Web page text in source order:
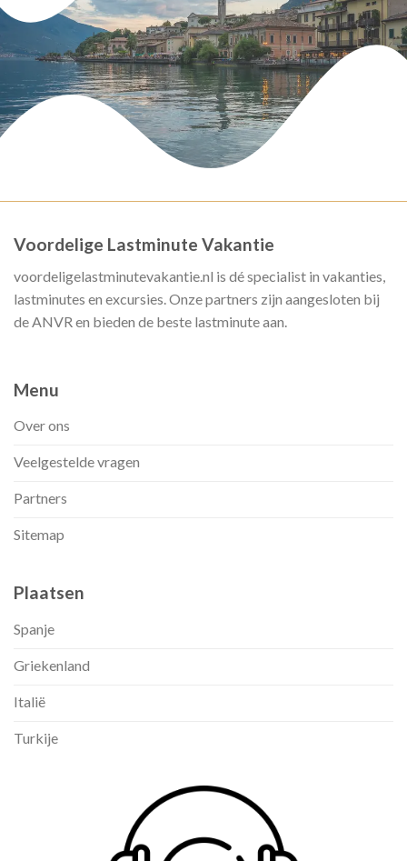
Voordelige Lastminute Vakantie
voordeligelastminutevakantie.nl is dé specialist in vakanties,
lastminutes en excursies. Onze partners zijn aangesloten bij
de ANVR en bieden de beste lastminute aan.
Menu
Over ons
Veelgestelde vragen
Partners
Sitemap
Plaatsen
Spanje
Griekenland
Italië
Turkije